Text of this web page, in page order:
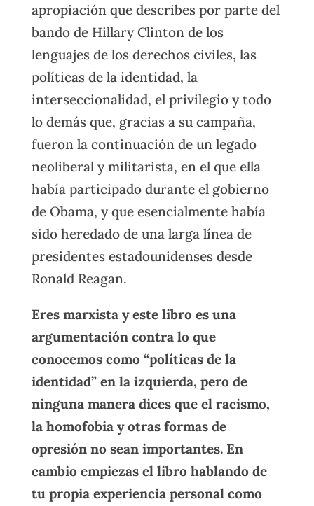
apropiación que describes por parte del
bando de Hillary Clinton de los
lenguajes de los derechos civiles, las
políticas de la identidad, la
interseccionalidad, el privilegio y todo
lo demás que, gracias a su campaña,
fueron la continuación de un legado
neoliberal y militarista, en el que ella
había participado durante el gobierno
de Obama, y que esencialmente había
sido heredado de una larga línea de
presidentes estadounidenses desde
Ronald Reagan.
Eres marxista y este libro es una
argumentación contra lo que
conocemos como “políticas de la
identidad” en la izquierda, pero de
ninguna manera dices que el racismo,
la homofobia y otras formas de
opresión no sean importantes. En
cambio empiezas el libro hablando de
tu propia experiencia personal como